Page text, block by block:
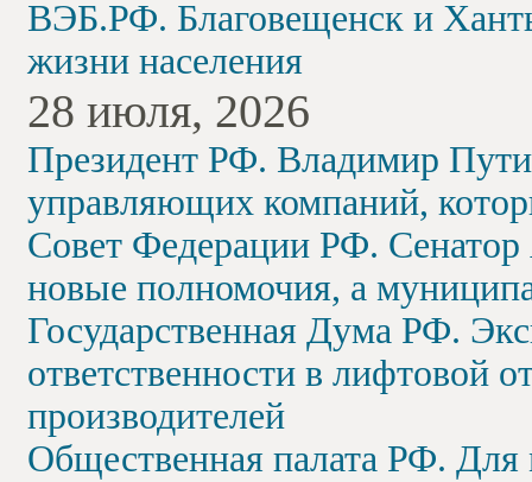
ВЭБ.РФ. Благовещенск и
жизни населения
28 июля, 2026
Президент РФ. Владимир
управляющих компаний,
Совет Федерации РФ.
новые полномочия, а
Государственная Дума РФ.
ответственности в лифтовой
производителей
Общественная палата РФ.